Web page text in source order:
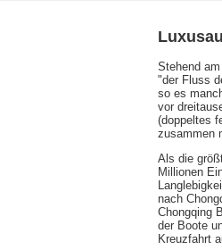
Stehend
"der Fluss
so es
vor
(doppeltes
zusammen
Als die
Millionen
nach
Chongqing
der Boote
Kreuzfahrt